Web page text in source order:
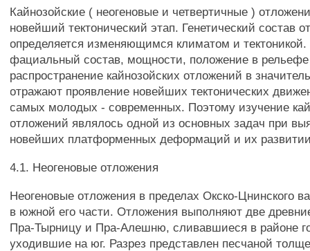
Кайнозойские ( неогеновые и четвертичные )
новейший тектонический этап. Генетический состав
определяется изменяющимся климатом и
фациальный состав, мощности, положение в
распространение кайнозойских отложений в
отражают проявление новейших тектонических
самых молодых - современных. Поэтому изучение
отложений являлось одной из основных задач при
новейших платформенных деформаций и их
4.1. Неогеновые отложения
Неогеновые отложения в пределах Окско-Цнинского
в южной его части. Отложения выполняют две
Пра-Тырницу и Пра-Алешню, сливавшиеся в районе
уходившие на юг. Разрез представлен песчаной